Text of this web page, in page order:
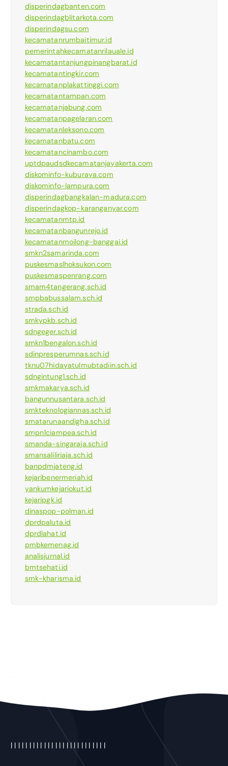
disperindagbanten.com
disperindagblitarkota.com
disperindagsu.com
kecamatanrumbaitimur.id
pemerintahkecamatanrilauale.id
kecamatantanjungpinangbarat.id
kecamatantingkir.com
kecamatanplakattinggi.com
kecamatantampan.com
kecamatanjabung.com
kecamatanpagelaran.com
kecamatanleksono.com
kecamatanbatu.com
kecamatancinambo.com
uptdpaudsdkecamatanjayakerta.com
diskominfo-kuburaya.com
diskominfo-lampura.com
disperindagbangkalan-madura.com
disperindagkop-karanganyar.com
kecamatanmtp.id
kecamatanbangunrejo.id
kecamatanmoilong-banggai.id
smkn2samarinda.com
puskesmaslhoksukon.com
puskesmaspenrang.com
smam4tangerang.sch.id
smpbabussalam.sch.id
strada.sch.id
smkypkb.sch.id
sdngeger.sch.id
smkn1bengalon.sch.id
sdinpresperumnas.sch.id
tknu07hidayatulmubtadiin.sch.id
sdngintung1.sch.id
smkmakarya.sch.id
bangunnusantara.sch.id
smkteknologiannas.sch.id
smatarunaandigha.sch.id
smpn1ciampea.sch.id
smanda-singaraja.sch.id
smansaliliriaja.sch.id
banpdmjateng.id
kejaribenermeriah.id
yankumkejariokut.id
kejaripgk.id
dinaspop-polman.id
dprdpaluta.id
dprdlahat.id
pmbkemenag.id
analisjurnal.id
bmtsehati.id
smk-kharisma.id
| | | | | | | | | | | | | | | | | | | | | | | | | |